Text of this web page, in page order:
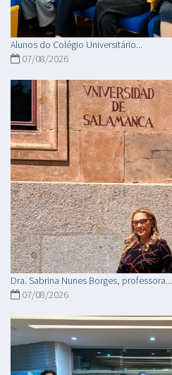
Alunos do Colégio Universitário...
07/08/2026
Dra. Sabrina Nunes Borges, professora...
07/08/2026